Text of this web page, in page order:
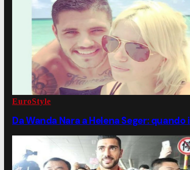
EuroStyle
Da Wanda Nara a Helena Seger: